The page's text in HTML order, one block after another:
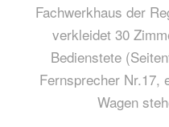
Fachwerkhaus der
verkleidet 30
Bedienstete
Fernsprecher Nr.17,
Wagen